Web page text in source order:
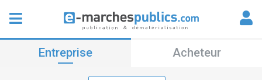
Entreprise Acheteur